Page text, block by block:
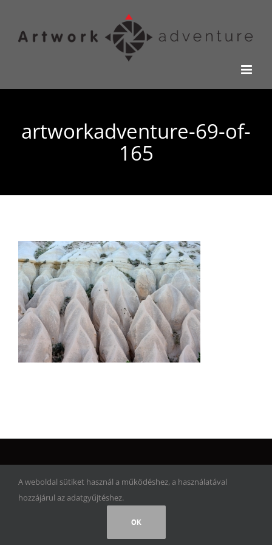
artworkadventure-69-of-
165
FacebookInstagram
A weboldal sütiket használ a működéshez, a használatával
hozzájárul az adatgyűjtéshez.
OK